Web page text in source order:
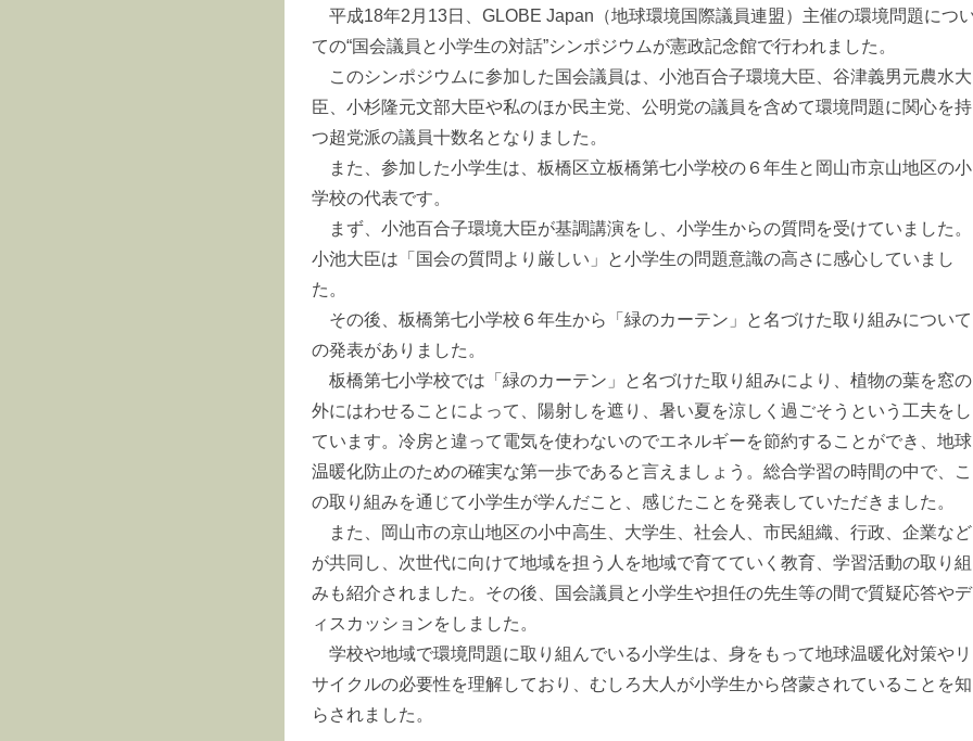
平成18年2月13日、GLOBE Japan（地球環境国際議員連盟）主催の環境問題につ
ての“国会議員と小学生の対話”シンポジウムが憲政記念館で行われました。
このシンポジウムに参加した国会議員は、小池百合子環境大臣、谷津義男元農水大
臣、小杉隆元文部大臣や私のほか民主党、公明党の議員を含めて環境問題に関心を持
つ超党派の議員十数名となりました。
また、参加した小学生は、板橋区立板橋第七小学校の６年生と岡山市京山地区の小
学校の代表です。
まず、小池百合子環境大臣が基調講演をし、小学生からの質問を受けていました。
小池大臣は「国会の質問より厳しい」と小学生の問題意識の高さに感心していまし
た。
その後、板橋第七小学校６年生から「緑のカーテン」と名づけた取り組みについて
の発表がありました。
板橋第七小学校では「緑のカーテン」と名づけた取り組みにより、植物の葉を窓の
外にはわせることによって、陽射しを遮り、暑い夏を涼しく過ごそうという工夫をし
ています。冷房と違って電気を使わないのでエネルギーを節約することができ、地球
温暖化防止のための確実な第一歩であると言えましょう。総合学習の時間の中で、こ
の取り組みを通じて小学生が学んだこと、感じたことを発表していただきました。
また、岡山市の京山地区の小中高生、大学生、社会人、市民組織、行政、企業など
が共同し、次世代に向けて地域を担う人を地域で育てていく教育、学習活動の取り組
みも紹介されました。その後、国会議員と小学生や担任の先生等の間で質疑応答やデ
ィスカッションをしました。
学校や地域で環境問題に取り組んでいる小学生は、身をもって地球温暖化対策やリ
サイクルの必要性を理解しており、むしろ大人が小学生から啓蒙されていることを知
らされました。